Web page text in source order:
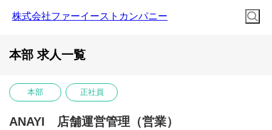
株式会社ファーイーストカンパニー
本部 求人一覧
本部 正社員
ANAYI 店舗運営管理（営業）